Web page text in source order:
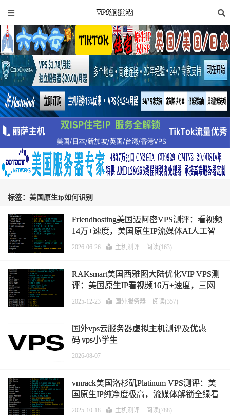
标签：美国原生ip如何识别
Friendhosting美国迈阿密VPS测评：看视频
14万+速度，美国原生IP流媒体AI人工智
能解锁好，三网往返直连，25端口开放
2026-06-26 主机测评 阅读(163)
RAKsmart美国西雅图大陆优化VIP VPS测
评：美国原生IP看视频16万+速度，三网
往返直连AS4837+CMI
2025-12-23 国外服务器 阅读(357)
国外vps云服务器虚拟主机测评及优惠
码|vps小学生
2026-08-07
vmrack美国洛杉矶Platinum VPS测评：美
国原生IP纯净度极高，流媒体解锁全绿看
视频12万+速度，三网回程强制
2025-10-18 主机测评 阅读(788)